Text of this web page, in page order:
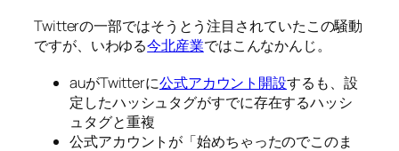
Twitterの一部ではそうとう注目されていたこの騒動
ですが、いわゆる今北産業ではこんなかんじ。
auがTwitterに公式アカウント開設するも、設
定したハッシュタグがすでに存在するハッシ
ュタグと重複
公式アカウントが「始めちゃったのでこのま